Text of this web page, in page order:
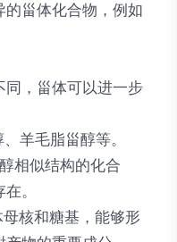
甾体化合物，例如
同，甾体可以进一步
羊毛脂甾醇等。
相似结构的化合
。
母核和糖基，能够形